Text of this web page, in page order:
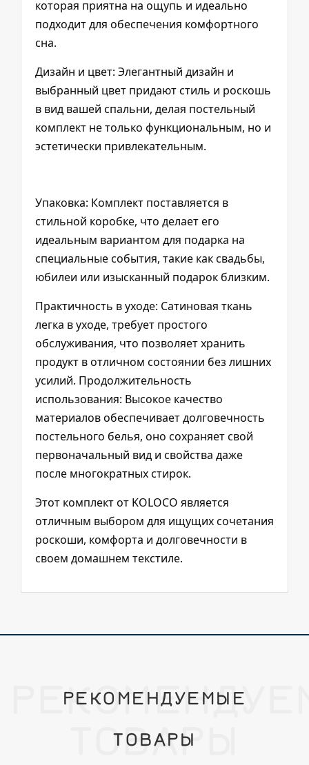
которая приятна на ощупь и идеально
подходит для обеспечения комфортного
сна.
Дизайн и цвет: Элегантный дизайн и
выбранный цвет придают стиль и роскошь
в вид вашей спальни, делая постельный
комплект не только функциональным, но и
эстетически привлекательным.
Упаковка: Комплект поставляется в
стильной коробке, что делает его
идеальным вариантом для подарка на
специальные события, такие как свадьбы,
юбилеи или изысканный подарок близким.
Практичность в уходе: Сатиновая ткань
легка в уходе, требует простого
обслуживания, что позволяет хранить
продукт в отличном состоянии без лишних
усилий. Продолжительность
использования: Высокое качество
материалов обеспечивает долговечность
постельного белья, оно сохраняет свой
первоначальный вид и свойства даже
после многократных стирок.
Этот комплект от KOLOCO является
отличным выбором для ищущих сочетания
роскоши, комфорта и долговечности в
своем домашнем текстиле.
РЕКОМЕНДУЕМЫЕ
ТОВАРЫ
ТОВАРЫ